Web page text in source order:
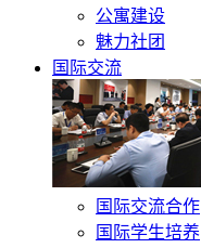
公寓建设
魅力社团
国际交流
国际交流合作
国际学生培养